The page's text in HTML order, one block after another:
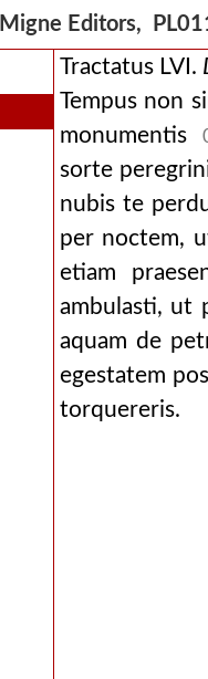
Migne Editors,
Tractatus LVI.
Tempus non
monumentis
sorte
nubis te
per noctem,
etiam
ambulasti, ut
aquam de
egestatem
torquereris.